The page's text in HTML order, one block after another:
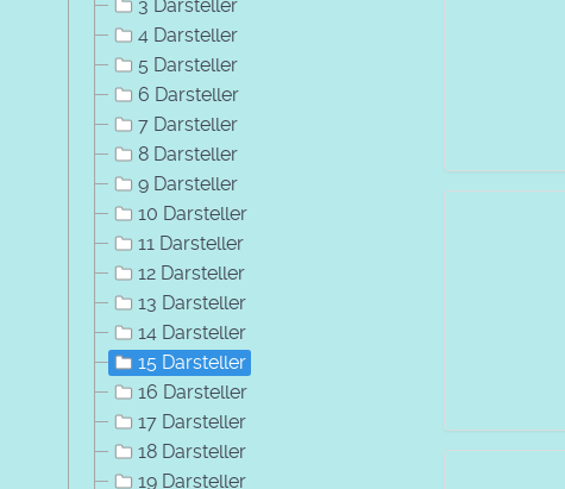
3 Darsteller
4 Darsteller
5 Darsteller
6 Darsteller
7 Darsteller
8 Darsteller
9 Darsteller
10 Darsteller
11 Darsteller
12 Darsteller
13 Darsteller
14 Darsteller
15 Darsteller
16 Darsteller
17 Darsteller
18 Darsteller
19 Darsteller